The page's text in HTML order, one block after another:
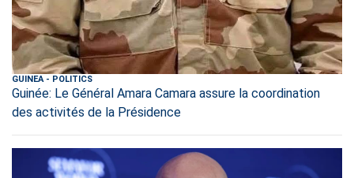
GUINEA- POLITICS
Guinée: Le Général Amara Camara assure la coordination
des activités de la Présidence